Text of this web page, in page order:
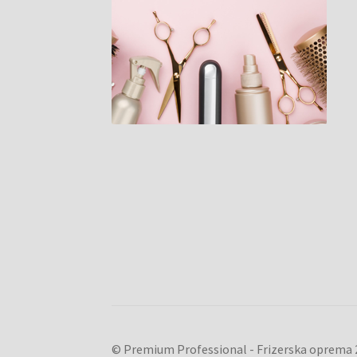
© Premium Professional - Frizerska oprema